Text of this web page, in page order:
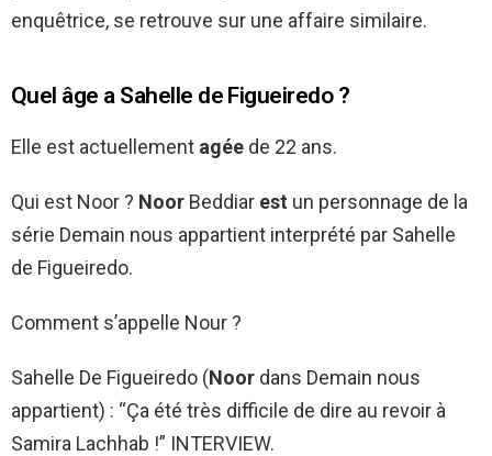
enquêtrice, se retrouve sur une affaire similaire.
Quel âge a Sahelle de Figueiredo ?
Elle est actuellement agée de 22 ans.
Qui est Noor ? Noor Beddiar est un personnage de la
série Demain nous appartient interprété par Sahelle
de Figueiredo.
Comment s’appelle Nour ?
Sahelle De Figueiredo (Noor dans Demain nous
appartient) : “Ça été très difficile de dire au revoir à
Samira Lachhab !” INTERVIEW.